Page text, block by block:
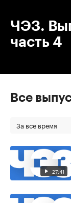
ЧЭЗ.
часть 4
Все
За все время
27:41